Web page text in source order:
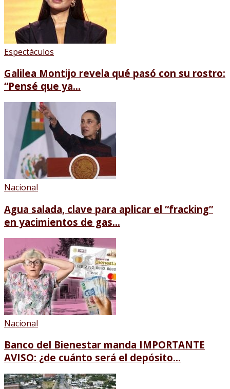
Espectáculos
Galilea Montijo revela qué pasó con su rostro:
“Pensé que ya...
Nacional
Agua salada, clave para aplicar el “fracking”
en yacimientos de gas...
Nacional
Banco del Bienestar manda IMPORTANTE
AVISO: ¿de cuánto será el depósito...